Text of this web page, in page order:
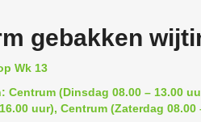
gebakken
Wk 13
Centrum (Dinsdag 08.00 – 13.00
uur), Centrum (Zaterdag 08.00